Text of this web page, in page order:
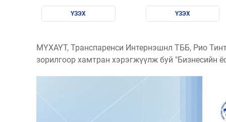
ҮЗЭХ ҮЗЭХ
МҮХАҮТ, Транспаренси Интернэшнл ТББ, Рио
зорилгоор хамтран хэрэгжүүлж буй "Бизнесийн